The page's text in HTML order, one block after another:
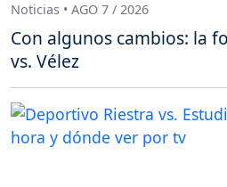
Noticias • AGO 7 / 2026
Con algunos cambios: la
vs. Vélez